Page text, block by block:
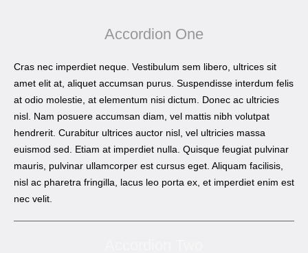
Accordion One
Cras nec imperdiet neque. Vestibulum sem libero, ultrices sit
amet elit at, aliquet accumsan purus. Suspendisse interdum felis
at odio molestie, at elementum nisi dictum. Donec ac ultricies
nisl. Nam posuere accumsan diam, vel mattis nibh volutpat
hendrerit. Curabitur ultrices auctor nisl, vel ultricies massa
euismod sed. Etiam at imperdiet nulla. Quisque feugiat pulvinar
mauris, pulvinar ullamcorper est cursus eget. Aliquam facilisis,
nisl ac pharetra fringilla, lacus leo porta ex, et imperdiet enim est
nec velit.